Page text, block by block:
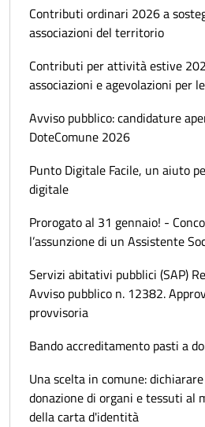
Contributi ordinari 2026 a
associazioni del territorio
Contributi per attività estive
associazioni e agevolazioni per
Avviso pubblico: candidature
DoteComune 2026
Punto Digitale Facile, un aiuto
digitale
Prorogato al 31 gennaio! -
l’assunzione di un Assistente
Servizi abitativi pubblici (SAP)
Avviso pubblico n. 12382.
provvisoria
Bando accreditamento pasti a
Una scelta in comune:
donazione di organi e tessuti al
della carta d'identità